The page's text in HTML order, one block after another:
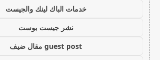
خدمات الباك لينك والجيست
نشر جيست بوست
guest post مقال ضيف